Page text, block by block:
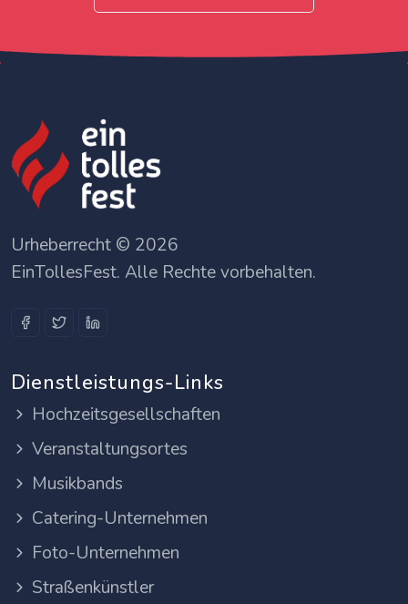
Urheberrecht © 2026
EinTollesFest. Alle Rechte vorbehalten.
Dienstleistungs-Links
Hochzeitsgesellschaften
Veranstaltungsortes
Musikbands
Catering-Unternehmen
Foto-Unternehmen
Straßenkünstler